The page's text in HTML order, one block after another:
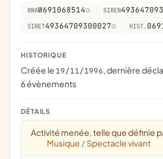
RNAW691068514 SIREN493647093
SIRET49364709300027 HIST.
HISTORIQUE
Créée le 19/11/1996, dernière
6 évènements
DÉTAILS
Activité menée, telle que définie
Musique / Spectacle vivant